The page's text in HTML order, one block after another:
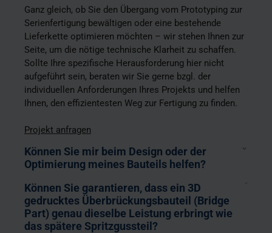
Ganz gleich, ob Sie den Übergang vom Prototyping zur
Serienfertigung bewältigen oder eine bestehende
Lieferkette optimieren möchten – wir stehen Ihnen zur
Seite, um die nötige technische Klarheit zu schaffen.
Sollte Ihre spezifische Herausforderung hier nicht
aufgeführt sein, beraten wir Sie gerne bzgl. der
individuellen Anforderungen Ihres Projekts und helfen
Ihnen, den effizientesten Weg zur Fertigung zu finden.
Projekt anfragen
Können Sie mir beim Design oder der
Optimierung meines Bauteils helfen?
Können Sie garantieren, dass ein 3D
gedrucktes Überbrückungsbauteil (Bridge
Part) genau dieselbe Leistung erbringt wie
das spätere Spritzgussteil?